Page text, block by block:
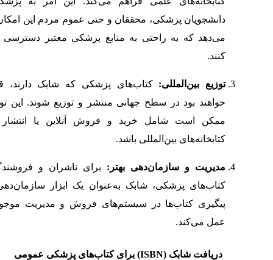
دانشجویان پزشکی، محققان و حتی عموم مردم این
می‌دهد که به راحتی به منابع پزشکی معتبر دسترسی
کنند.
توزیع بین‌المللی: کتاب‌های پزشکی که شابک دارند،
خواهند بود در سطح جهانی منتشر و توزیع شوند. این
ممکن است شامل خرید و فروش آنلاین یا
کتابخانه‌های بین‌المللی باشد.
مدیریت و سازمان‌دهی بهتر: برای ناشران و
کتاب‌های پزشکی، شابک به‌عنوان یک ابزار
پیگیری کتاب‌ها در سیستم‌های فروش و مدیریت
عمل می‌کند.
دریافت شابک (ISBN) برای کتاب‌های پزشکی عمومی